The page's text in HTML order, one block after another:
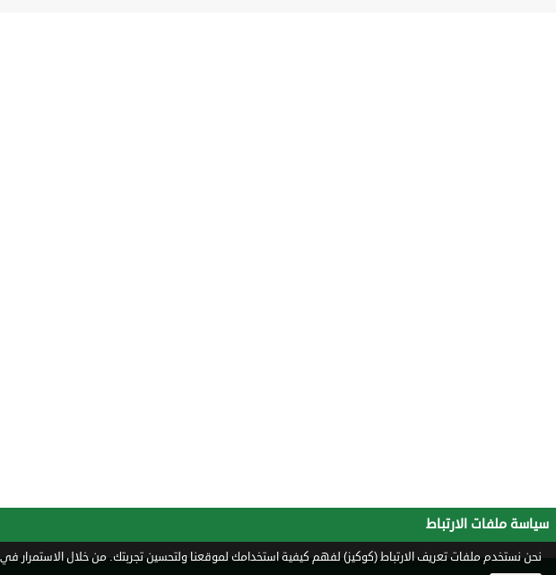
سياسة ملفات الارتباط
نحن نستخدم ملفات تعريف الارتباط (كوكيز) لفهم كيفية استخدامك لموقعنا ولتحسين تجربتك. من خلال الاستمرار